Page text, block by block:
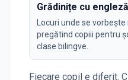
Grădinițe cu
Locuri unde se
pregătind copiii pentru
clase bilingve.
Fiecare copil e diferit.